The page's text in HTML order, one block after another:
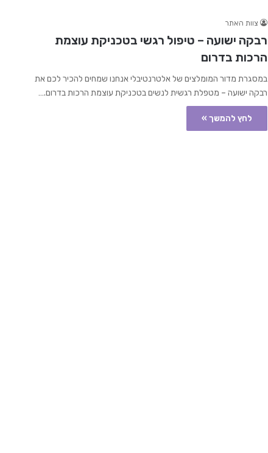
צוות האתר
רבקה ישועה – טיפול רגשי בטכניקת עוצמת
הרכות בדרום
במסגרת מדור המומלצים של אלטרנטיבלי אנחנו שמחים להכיר לכם את
רבקה ישועה – מטפלת רגשית לנשים בטכניקת עוצמת הרכות בדרום.…
לחץ להמשך »